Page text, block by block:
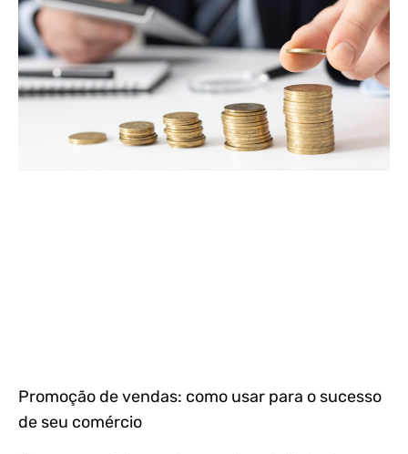
Promoção de vendas: como usar para o sucesso
de seu comércio